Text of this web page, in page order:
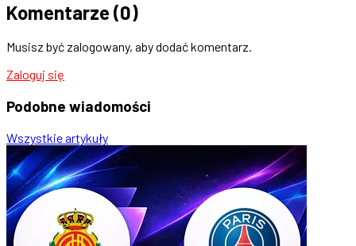
Komentarze (0)
Musisz być zalogowany, aby dodać komentarz.
Zaloguj się
Podobne wiadomości
Wszystkie artykuły